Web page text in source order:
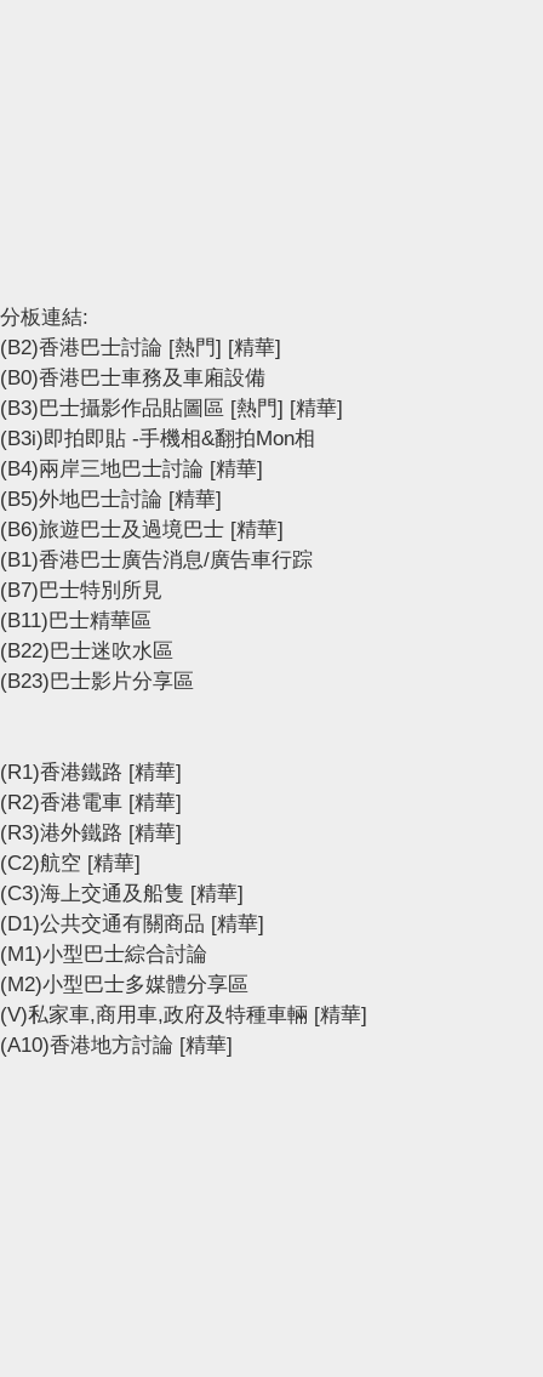
分板連結:
(B2)香港巴士討論 [熱門] [精華]
(B0)香港巴士車務及車廂設備
(B3)巴士攝影作品貼圖區 [熱門] [精華]
(B3i)即拍即貼 -手機相&翻拍Mon相
(B4)兩岸三地巴士討論 [精華]
(B5)外地巴士討論 [精華]
(B6)旅遊巴士及過境巴士 [精華]
(B1)香港巴士廣告消息/廣告車行踪
(B7)巴士特別所見
(B11)巴士精華區
(B22)巴士迷吹水區
(B23)巴士影片分享區
(R1)香港鐵路 [精華]
(R2)香港電車 [精華]
(R3)港外鐵路 [精華]
(C2)航空 [精華]
(C3)海上交通及船隻 [精華]
(D1)公共交通有關商品 [精華]
(M1)小型巴士綜合討論
(M2)小型巴士多媒體分享區
(V)私家車,商用車,政府及特種車輛 [精華]
(A10)香港地方討論 [精華]